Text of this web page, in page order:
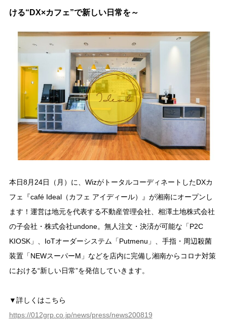
ける“DX×カフェ”で新しい日常を～
本日8月24日（月）に、WizがトータルコーディネートしたDXカ
フェ『café Ideal（カフェ アイディール）』が湘南にオープンし
ます！運営は地元を代表する不動産管理会社、相澤土地株式会社
の子会社・株式会社undone。無人注文・決済が可能な「P2C
KIOSK」、IoTオーダーシステム「Putmenu」、手指・周辺殺菌
装置「NEWスーパーM」などを店内に完備し湘南からコロナ対策
における“新しい日常”を発信していきます。
▼詳しくはこちら
https://012grp.co.jp/news/press/news200819